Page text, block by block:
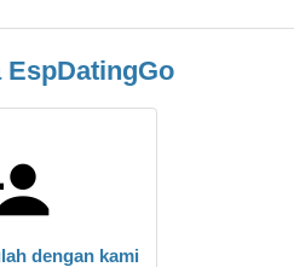
EspDatingGo
dengan kami